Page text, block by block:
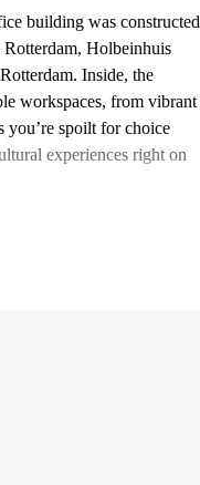
building was constructed
Holbeinhuis
Inside, the
workspaces, from vibrant
you’re spoilt for choice
experiences right on